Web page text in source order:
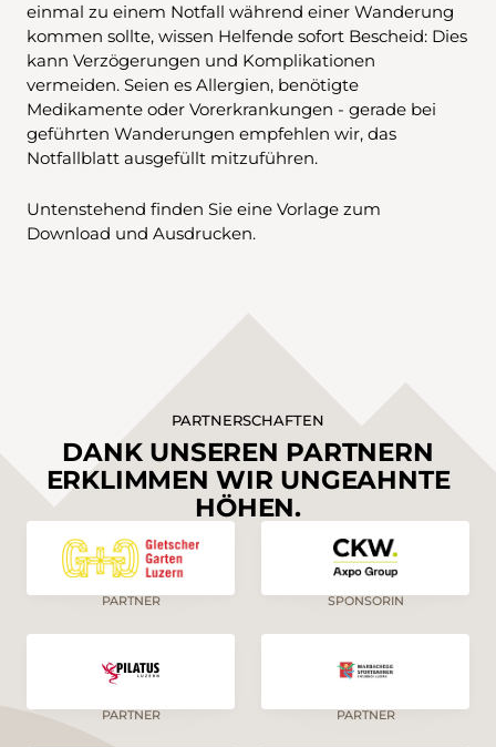
einmal zu einem Notfall während einer Wanderung
kommen sollte, wissen Helfende sofort Bescheid: Dies
kann Verzögerungen und Komplikationen
vermeiden. Seien es Allergien, benötigte
Medikamente oder Vorerkrankungen - gerade bei
geführten Wanderungen empfehlen wir, das
Notfallblatt ausgefüllt mitzuführen.
Untenstehend finden Sie eine Vorlage zum
Download und Ausdrucken.
PARTNERSCHAFTEN
DANK UNSEREN PARTNERN
ERKLIMMEN WIR UNGEAHNTE
HÖHEN.
PARTNER SPONSORIN
PARTNER PARTNER